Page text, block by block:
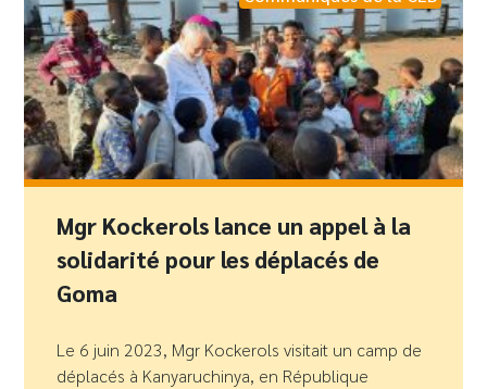
Mgr Kockerols lance un appel à la
solidarité pour les déplacés de
Goma
Le 6 juin 2023, Mgr Kockerols visitait un camp de
déplacés à Kanyaruchinya, en République